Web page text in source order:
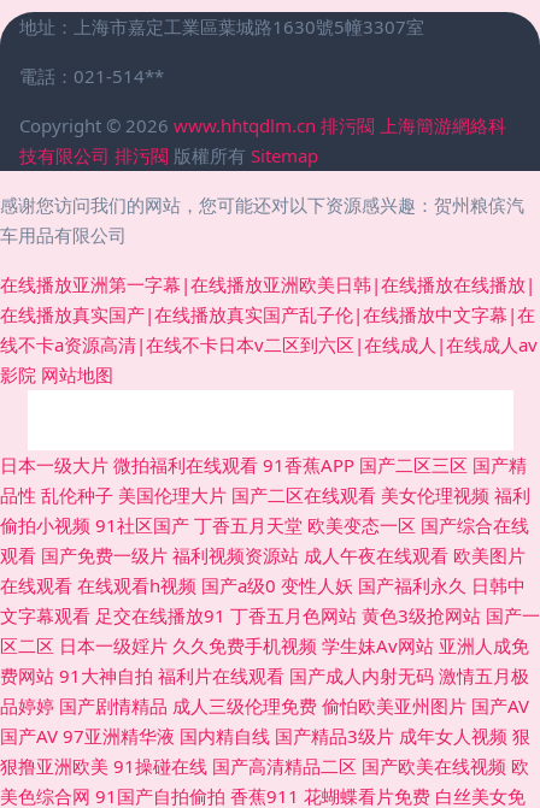
地址：上海市嘉定工業區葉城路1630號5幢3307室
電話：021-514**
Copyright © 2026 www.hhtqdlm.cn 排污閥 上海簡游網絡科
技有限公司 排污閥 版權所有 Sitemap
感谢您访问我们的网站，您可能还对以下资源感兴趣：贺州粮傧汽
车用品有限公司
在线播放亚洲第一字幕|在线播放亚洲欧美日韩|在线播放在线播放|
在线播放真实国产|在线播放真实国产乱子伦|在线播放中文字幕|在
线不卡a资源高清|在线不卡日本v二区到六区|在线成人|在线成人av
影院 网站地图
香蕉视频在线下载 国产午夜高清 影音先锋操日 91原创视频在线 日韩你懂得
人人超碰导航 性爱黄色一级网站 97偷拍门事件 AV导航网址 国产91网址 伦
理在线视频免费 午夜导航福利视频 91传媒视频Tv 成人曰B免费视频 极品五
月天 蜜芽性爱亚洲 四虎新888网名 51自拍视频在线 AV天堂黄色 丁香社区五
月天 久草视频国产片 91视频国产精品 成人A大片 精东黄色视屏 欧美人操 日
韩激情福利 香蕉午夜视频 91人妻白丝 超碰在线久热 国产黄色片 亚洲欧美不
日本一级大片 微拍福利在线观看 91香蕉APP 国产二区三区 国产精
品性 乱伦种子 美国伦理大片 国产二区在线观看 美女伦理视频 福利
偷拍小视频 91社区国产 丁香五月天堂 欧美变态一区 国产综合在线
观看 国产免费一级片 福利视频资源站 成人午夜在线观看 欧美图片
在线观看 在线观看h视频 国产a级0 变性人妖 国产福利永久 日韩中
文字幕观看 足交在线播放91 丁香五月色网站 黄色3级抢网站 国产一
区二区 日本一级婬片 久久免费手机视频 学生妹Av网站 亚洲人成免
费网站 91大神自拍 福利片在线观看 国产成人内射无码 激情五月极
品婷婷 国产剧情精品 成人三级伦理免费 偷怕欧美亚州图片 国产AV
国产AV 97亚洲精华液 国内精自线 国产精品3级片 成年女人视频 狠
狠撸亚洲欧美 91操碰在线 国产高清精品二区 国产欧美在线视频 欧
美色综合网 91国产自拍偷拍 香蕉911 花蝴蝶看片免费 白丝美女免